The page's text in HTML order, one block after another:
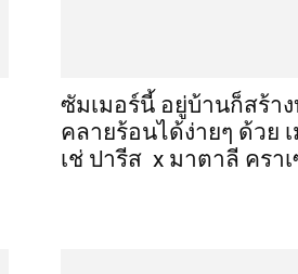
ซัมเมอร์นี้ อยู่บ้านก็สร้า
คลายร้อนได้ง่ายๆ ด้วย
เช่ ปารีส x มาตาลี ครา